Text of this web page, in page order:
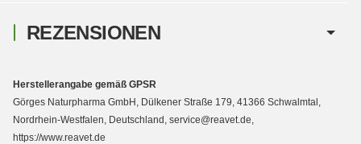
REZENSIONEN
Herstellerangabe gemäß GPSR
Görges Naturpharma GmbH, Dülkener Straße 179, 41366 Schwalmtal,
Nordrhein-Westfalen, Deutschland, service@reavet.de,
https://www.reavet.de